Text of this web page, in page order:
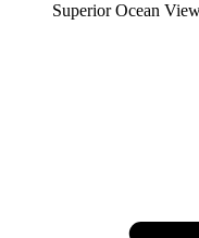
Superior Ocean